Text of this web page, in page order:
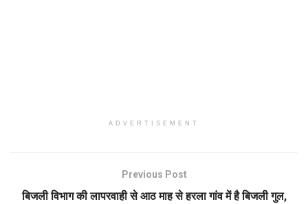
ADVERTISEMENT
Previous Post
बिजली विभाग की लापरवाही से आठ माह से हरला गांव में है बिजली गुल,